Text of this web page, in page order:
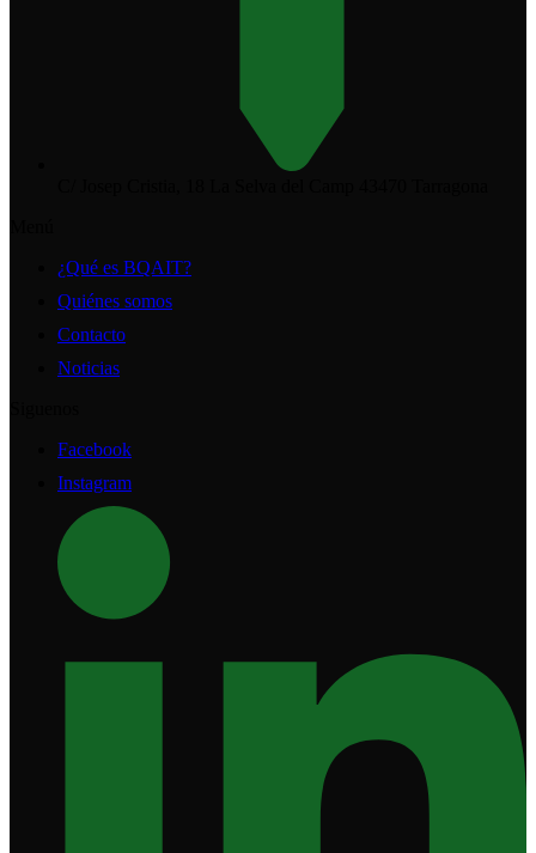
¿Qué es BQAIT?
Quiénes somos
Contacto
Noticias
Facebook
Instagram